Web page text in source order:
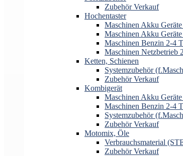
Zubehör Verkauf
Hochentaster
Maschinen Akku
Maschinen Akku
Maschinen Benzin 2-4
Maschinen Netzbetrieb
Ketten, Schienen
Systemzubehör
Zubehör Verkauf
Kombigerät
Maschinen Akku
Maschinen Benzin 2-4
Systemzubehör
Zubehör Verkauf
Motomix, Öle
Verbrauchsmaterial
Zubehör Verkauf